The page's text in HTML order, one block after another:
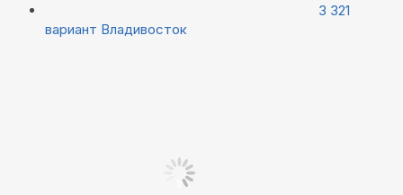
3 321
вариант Владивосток